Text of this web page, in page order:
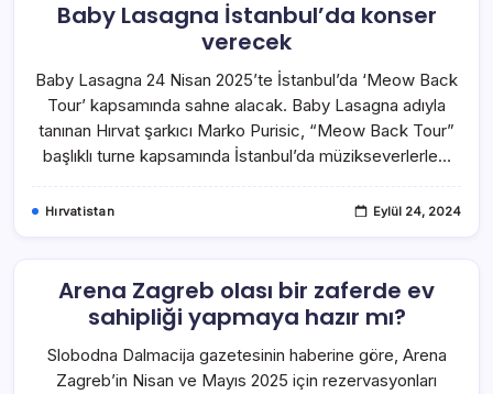
Baby Lasagna İstanbul’da konser
verecek
Baby Lasagna 24 Nisan 2025’te İstanbul’da ‘Meow Back
Tour’ kapsamında sahne alacak. Baby Lasagna adıyla
tanınan Hırvat şarkıcı Marko Purisic, “Meow Back Tour”
başlıklı turne kapsamında İstanbul’da müzikseverlerle…
Hırvatistan Eylül 24, 2024
Arena Zagreb olası bir zaferde ev
sahipliği yapmaya hazır mı?
Slobodna Dalmacija gazetesinin haberine göre, Arena
Zagreb’in Nisan ve Mayıs 2025 için rezervasyonları